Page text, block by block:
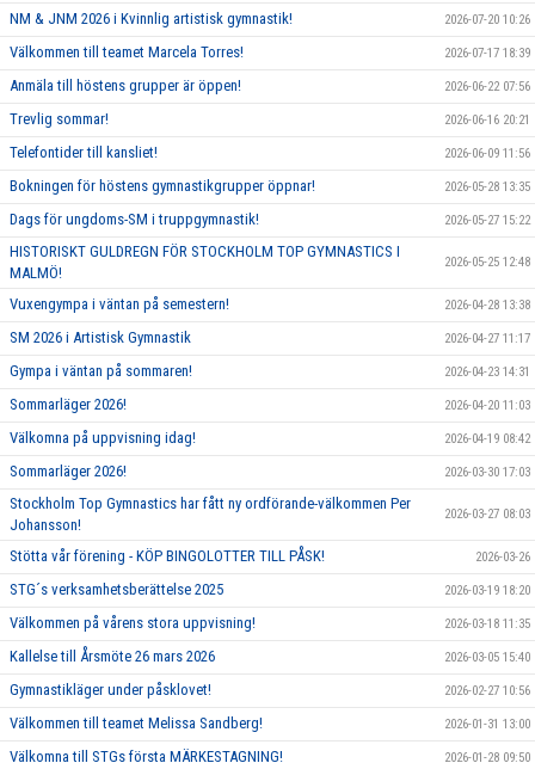
NM & JNM 2026 i Kvinnlig artistisk gymnastik! 2026-07-20 10:26
Välkommen till teamet Marcela Torres! 2026-07-17 18:39
Anmäla till höstens grupper är öppen! 2026-06-22 07:56
Trevlig sommar! 2026-06-16 20:21
Telefontider till kansliet! 2026-06-09 11:56
Bokningen för höstens gymnastikgrupper öppnar! 2026-05-28 13:35
Dags för ungdoms-SM i truppgymnastik! 2026-05-27 15:22
HISTORISKT GULDREGN FÖR STOCKHOLM TOP GYMNASTICS I
MALMÖ!
2026-05-25 12:48
Vuxengympa i väntan på semestern! 2026-04-28 13:38
SM 2026 i Artistisk Gymnastik 2026-04-27 11:17
Gympa i väntan på sommaren! 2026-04-23 14:31
Sommarläger 2026! 2026-04-20 11:03
Välkomna på uppvisning idag! 2026-04-19 08:42
Sommarläger 2026! 2026-03-30 17:03
Stockholm Top Gymnastics har fått ny ordförande-välkommen Per
Johansson!
2026-03-27 08:03
Stötta vår förening - KÖP BINGOLOTTER TILL PÅSK! 2026-03-26
STG´s verksamhetsberättelse 2025 2026-03-19 18:20
Välkommen på vårens stora uppvisning! 2026-03-18 11:35
Kallelse till Årsmöte 26 mars 2026 2026-03-05 15:40
Gymnastikläger under påsklovet! 2026-02-27 10:56
Välkommen till teamet Melissa Sandberg! 2026-01-31 13:00
Välkomna till STGs första MÄRKESTAGNING! 2026-01-28 09:50